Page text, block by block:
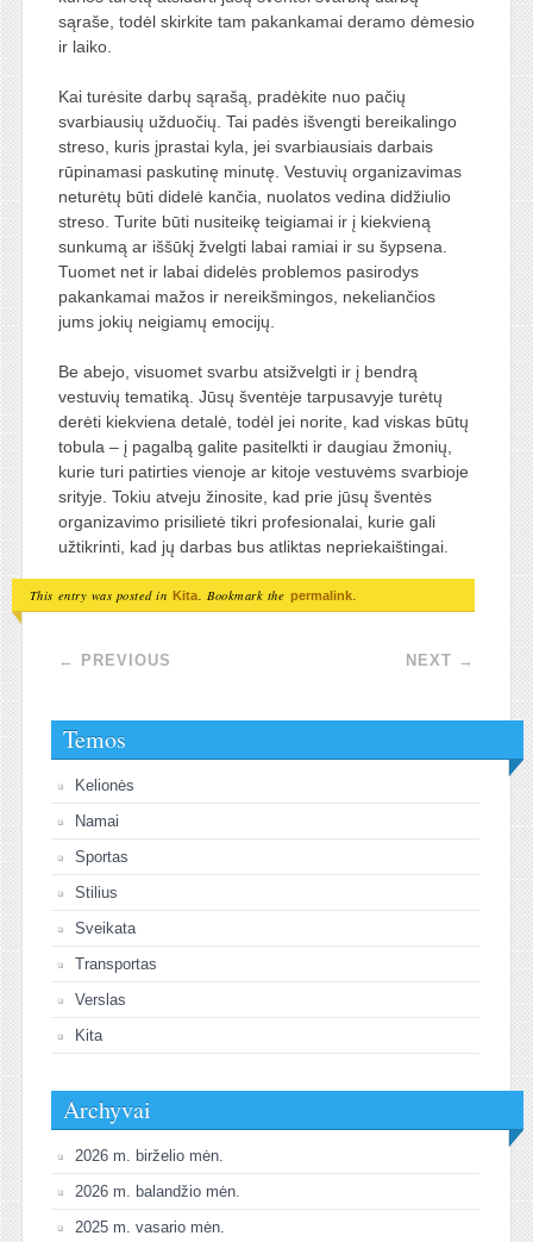
sąraše, todėl skirkite tam pakankamai deramo dėmesio
ir laiko.
Kai turėsite darbų sąrašą, pradėkite nuo pačių
svarbiausių užduočių. Tai padės išvengti bereikalingo
streso, kuris įprastai kyla, jei svarbiausiais darbais
rūpinamasi paskutinę minutę. Vestuvių organizavimas
neturėtų būti didelė kančia, nuolatos vedina didžiulio
streso. Turite būti nusiteikę teigiamai ir į kiekvieną
sunkumą ar iššūkį žvelgti labai ramiai ir su šypsena.
Tuomet net ir labai didelės problemos pasirodys
pakankamai mažos ir nereikšmingos, nekeliančios
jums jokių neigiamų emocijų.
Be abejo, visuomet svarbu atsižvelgti ir į bendrą
vestuvių tematiką. Jūsų šventėje tarpusavyje turėtų
derėti kiekviena detalė, todėl jei norite, kad viskas būtų
tobula – į pagalbą galite pasitelkti ir daugiau žmonių,
kurie turi patirties vienoje ar kitoje vestuvėms svarbioje
srityje. Tokiu atveju žinosite, kad prie jūsų šventės
organizavimo prisilietė tikri profesionalai, kurie gali
užtikrinti, kad jų darbas bus atliktas nepriekaištingai.
This entry was posted in Kita . Bookmark the permalink
Post navigation
← PREVIOUS NEXT →
Temos
Kelionės
Namai
Sportas
Stilius
Sveikata
Transportas
Verslas
Kita
Archyvai
2026 m. birželio mėn.
2026 m. balandžio mėn.
2025 m. vasario mėn.